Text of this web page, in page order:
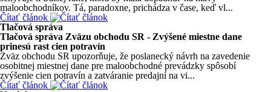
maloobchodníkov. Tá, paradoxne, prichádza v čase, keď vl...
Čítať článok
Tlačová správa
Tlačová správa Zväzu obchodu SR - Zvýšené miestne dane
prinesú rast cien potravín
Zväz obchodu SR upozorňuje, že poslanecký návrh na zavedenie
osobitnej miestnej dane pre maloobchodné prevádzky spôsobí
zvýšenie cien potravín a zatváranie predajní na vi...
Čítať článok